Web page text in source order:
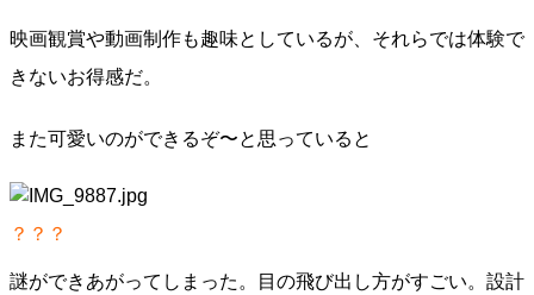
映画観賞や動画制作も趣味としているが、それらでは体験で
きないお得感だ。
また可愛いのができるぞ〜と思っていると
？？？
謎ができあがってしまった。目の飛び出し方がすごい。設計